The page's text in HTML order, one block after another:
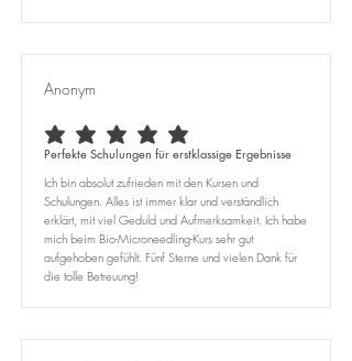
Anonym
average rating is 5 out of 5
Perfekte Schulungen für erstklassige Ergebnisse
Ich bin absolut zufrieden mit den Kursen und
Schulungen. Alles ist immer klar und verständlich
erklärt, mit viel Geduld und Aufmerksamkeit. Ich habe
mich beim Bio-Microneedling-Kurs sehr gut
aufgehoben gefühlt. Fünf Sterne und vielen Dank für
die tolle Betreuung!